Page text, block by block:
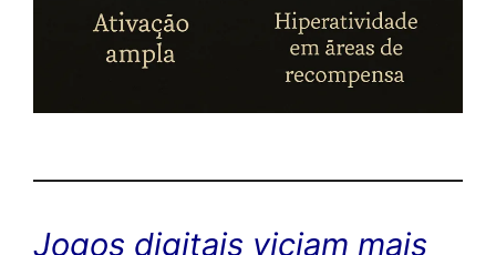
Jogos digitais viciam mais